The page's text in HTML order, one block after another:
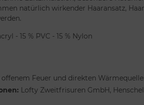
natürlich wirkender Haaransatz,
- 15 % PVC - 15 % Nylon
offenem Feuer und direkten
Lofty Zweitfrisuren GmbH,